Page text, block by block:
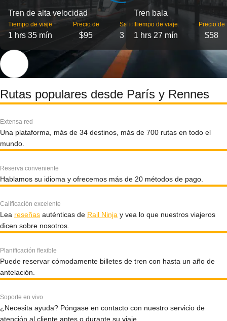
Tren de alta velocidad
Tiempo de viaje
1 hrs 35 mín
Precio de
$95
Salidas
3
Tren bala
Tiempo de viaje
1 hrs 27 mín
Precio de
$58
Rutas populares desde París y Rennes
Extensa red
Una plataforma, más de 34 destinos, más de 700 rutas en todo el
mundo.
Reserva conveniente
Hablamos su idioma y ofrecemos más de 20 métodos de pago.
Calificación excelente
Lea reseñas auténticas de Rail Ninja y vea lo que nuestros viajeros
dicen sobre nosotros.
Planificación flexible
Puede reservar cómodamente billetes de tren con hasta un año de
antelación.
Soporte en vivo
¿Necesita ayuda? Póngase en contacto con nuestro servicio de
atención al cliente antes o durante su viaje.